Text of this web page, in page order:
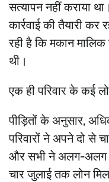
सत्यापन नहीं कराया
कार्रवाई की तैयारी
रही है कि मकान
थी।
एक ही परिवार के कई
पीड़ितों के अनुसार,
परिवारों ने अपने दो से
और सभी ने अलग-अलग
चार जुलाई तक लोन